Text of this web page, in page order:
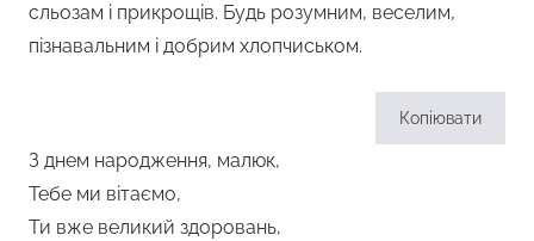
сльозам і прикрощів. Будь розумним, веселим,
пізнавальним і добрим хлопчиськом.
Копіювати
З днем народження, малюк,
Тебе ми вітаємо,
Ти вже великий здоровань,